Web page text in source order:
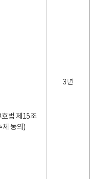
호법 제15조
체 동의)
3년